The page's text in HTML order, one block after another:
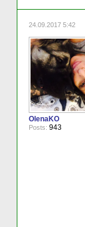
24.09.2017 5:42
OlenaKO
Posts: 943